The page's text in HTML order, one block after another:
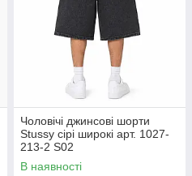
Чоловічі джинсові шорти
Stussy сірі широкі арт. 1027-
213-2 S02
В наявності